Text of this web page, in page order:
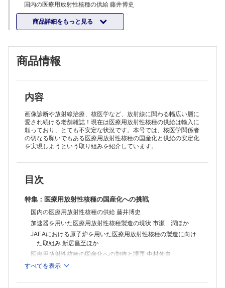
国内の医療用放射性核種の供給 藤井博史
加速器を用いた医療用放射性核種製造の現状 市瀬 潤ほか
JAEAにおける原子炉を用いた医療用放射性核種の製造に向けた取組み
新居昌至ほか
頭蓋底から上位頸椎にかけて発生した骨内神経鞘腫の1例 大植智史ほか
傍咽頭間隙から発生した小児の脱分化型脂肪肉腫の1例 田中里可子ほか
子宮体癌との鑑別を要した異型ポリープ状腺筋腫の1例 川上由香ほか
胸腔内原発滑膜肉腫の1例 岡安和寛ほか
結核性腹膜炎・腹膜播種様の所見を呈した肺吸虫症の1例 中村勇星ほか
Polypoid endometriosisの1例 金井貴宏ほか
Schmorl結節と鑑別に難渋した極めてまれな脊椎原発性平滑筋肉腫の1
例 大石章朝ほか
粘液塊による閉塞性黄疸をきたしたIPMC十二指腸穿破の1例 上田賢一
今月の症例 大石万里ほか
商品詳細をもっと見る
商品情報
内容
画像診断や放射線治療、核医学など、放射線に関わる幅広い層に
愛され続ける老舗雑誌！現在は医療用放射性核種の供給は輸入に
頼っており、とても不安定な状況です。本号では、核医学関係者
の切なる願いでもある医療用放射性核種の国産化と供給の安定化
を実現しようという取り組みを紹介しています。
目次
特集：医療用放射性核種の国産化への挑戦
国内の医療用放射性核種の供給 藤井博史
加速器を用いた医療用放射性核種製造の現状 市瀬 潤ほか
JAEAにおける原子炉を用いた医療用放射性核種の製造に向け
た取組み 新居昌至ほか
医療用放射性核種の国産化への期待と課題 中村伸貴
症例
すべてを表示